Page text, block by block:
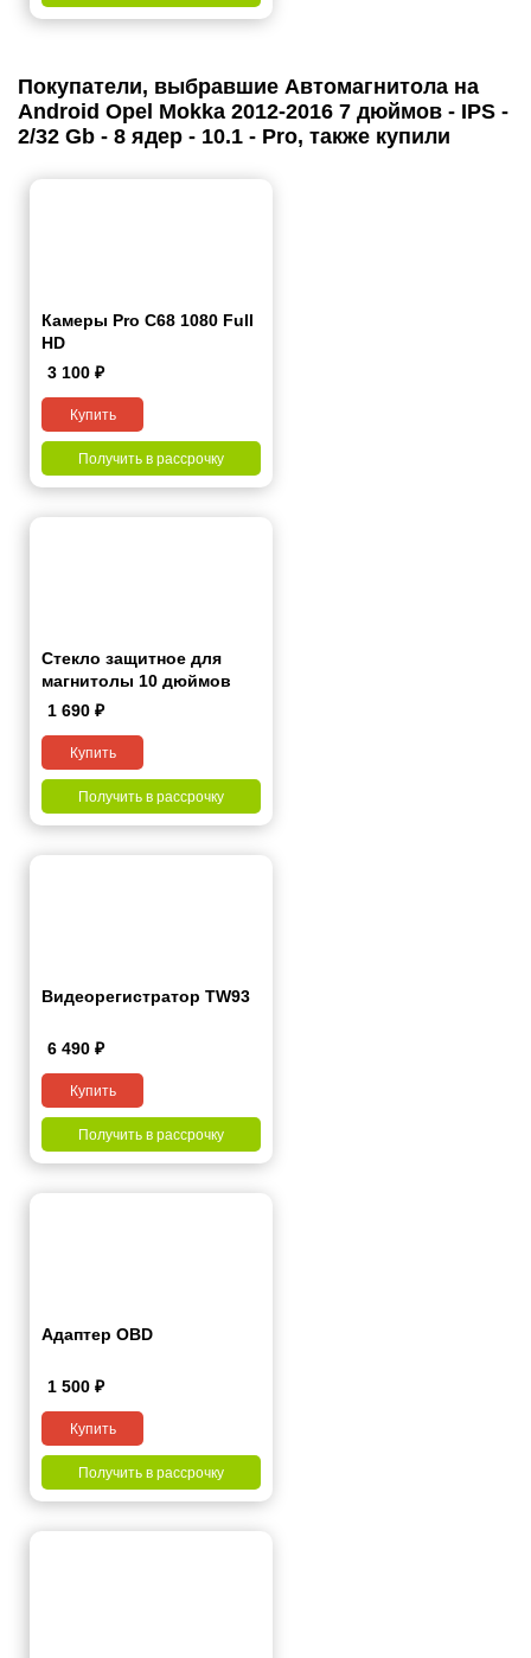
Покупатели, выбравшие Автомагнитола на
Android Opel Mokka 2012-2016 7 дюймов - IPS -
2/32 Gb - 8 ядер - 10.1 - Pro, также купили
Камеры Pro C68 1080 Full
HD
3 100 ₽
Купить
Получить в рассрочку
Стекло защитное для
магнитолы 10 дюймов
1 690 ₽
Купить
Получить в рассрочку
Видеорегистратор TW93
6 490 ₽
Купить
Получить в рассрочку
Адаптер OBD
1 500 ₽
Купить
Получить в рассрочку